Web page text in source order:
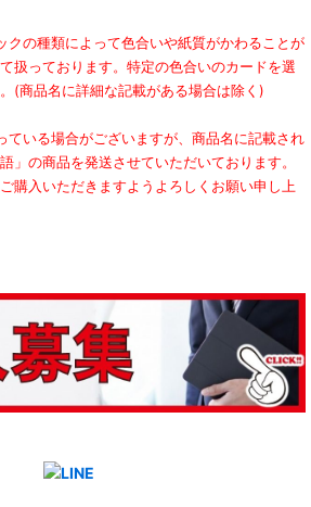
クの種類によって色合いや紙質がかわることが
扱っております。特定の色合いのカードを選
(商品名に詳細な記載がある場合は除く)
ている場合がございますが、商品名に記載され
」の商品を発送させていただいております。
購入いただきますようよろしくお願い申し上